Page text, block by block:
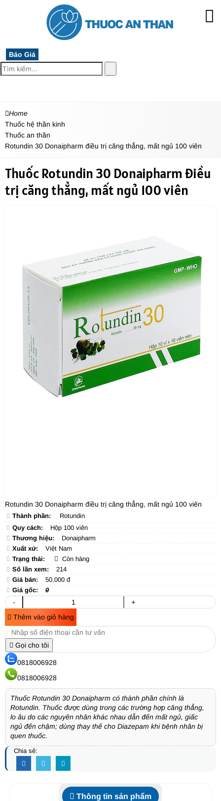
Báo Giá
Home
Thuốc hệ thần kinh
Thuốc an thần
Rotundin 30 Donaipharm điều trị căng thẳng, mất ngủ 100 viên
Thuốc Rotundin 30 Donaipharm điều
trị căng thẳng, mất ngủ 100 viên
Rotundin 30 Donaipharm điều trị căng thẳng, mất ngủ 100 viên
Thành phần:
Rotundin
Quy cách:
Hộp 100 viên
Thương hiệu:
Donaipharm
Xuất xứ:
Việt Nam
Trạng thái:
Còn hàng
Số lần xem:
214
Giá bán:
50,000 đ
Giá gốc:
0
-
+
Thêm vào giỏ hàng
Gọi cho tôi
0818006928
0818006928
Thuốc Rotundin 30 Donaipharm có thành phần chính là
Rotundin. Thuốc được dùng trong các trường hợp căng thẳng,
lo âu do các nguyên nhân khác nhau dẫn đến mất ngủ, giấc
ngủ đến chậm; dùng thay thế cho Diazepam khi bệnh nhân bị
quen thuốc.
Chia sẻ:
Thông tin sản phẩm